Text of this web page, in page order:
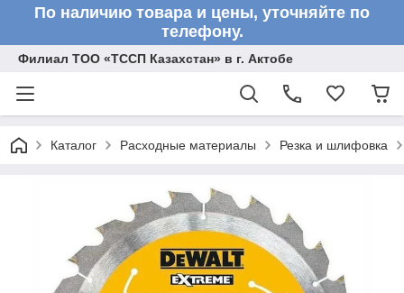
По наличию товара и цены, уточняйте по
телефону.
Филиал ТОО «ТССП Казахстан» в г. Актобе
Каталог Расходные материалы Резка и шлифовка